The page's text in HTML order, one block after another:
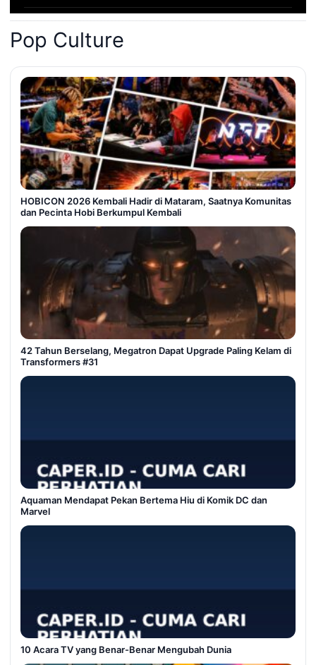
Pop Culture
HOBICON 2026 Kembali Hadir di Mataram, Saatnya Komunitas
dan Pecinta Hobi Berkumpul Kembali
42 Tahun Berselang, Megatron Dapat Upgrade Paling Kelam di
Transformers #31
Aquaman Mendapat Pekan Bertema Hiu di Komik DC dan
Marvel
10 Acara TV yang Benar-Benar Mengubah Dunia